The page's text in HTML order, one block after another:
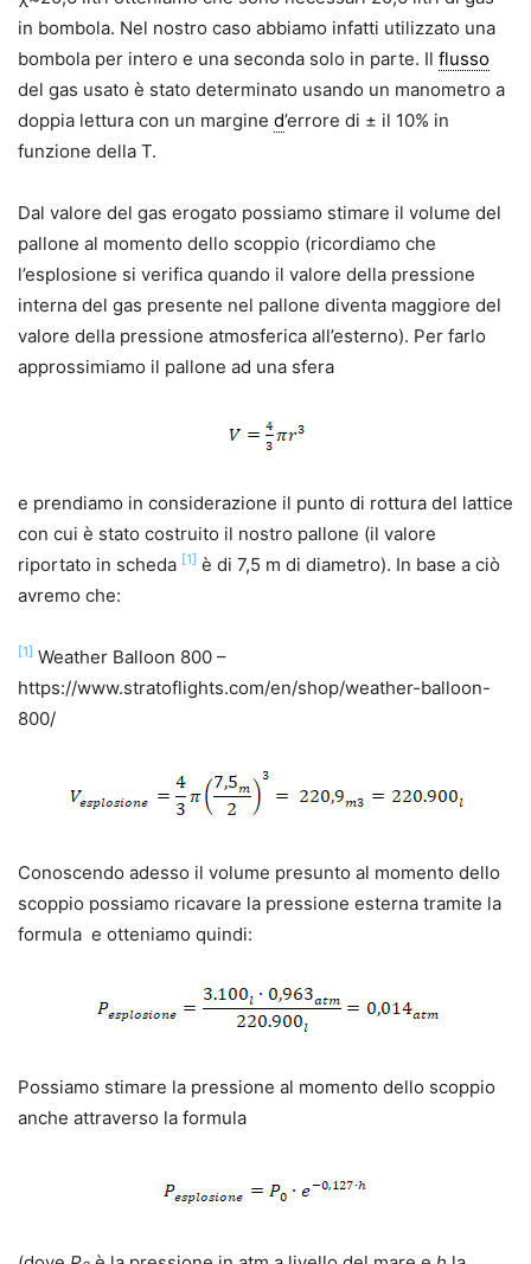
in bombola. Nel nostro caso abbiamo infatti utilizzato una
bombola per intero e una seconda solo in parte. Il flusso
del gas usato è stato determinato usando un manometro a
doppia lettura con un margine d’errore di ± il 10% in
funzione della T.
Dal valore del gas erogato possiamo stimare il volume del
pallone al momento dello scoppio (ricordiamo che
l’esplosione si verifica quando il valore della pressione
interna del gas presente nel pallone diventa maggiore del
valore della pressione atmosferica all’esterno). Per farlo
approssimiamo il pallone ad una sfera
e prendiamo in considerazione il punto di rottura del lattice
con cui è stato costruito il nostro pallone (il valore
riportato in scheda [1] è di 7,5 m di diametro). In base a ciò
avremo che:
[1] Weather Balloon 800 –
https://www.stratoflights.com/en/shop/weather-balloon-
800/
Conoscendo adesso il volume presunto al momento dello
scoppio possiamo ricavare la pressione esterna tramite la
formula e otteniamo quindi:
Possiamo stimare la pressione al momento dello scoppio
anche attraverso la formula